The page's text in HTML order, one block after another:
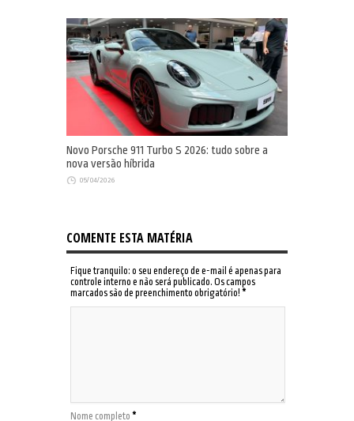
Novo Porsche 911 Turbo S 2026: tudo sobre a
nova versão híbrida
05/04/2026
COMENTE ESTA MATÉRIA
Fique tranquilo: o seu endereço de e-mail é apenas para
controle interno e não será publicado. Os campos
marcados são de preenchimento obrigatório! *
Nome completo *